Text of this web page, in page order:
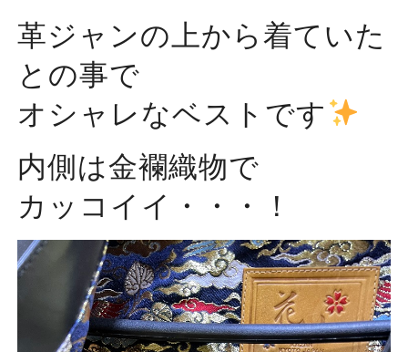
革ジャンの上から着ていた
との事で
オシャレなベストです
内側は金襴織物で
カッコイイ・・・！